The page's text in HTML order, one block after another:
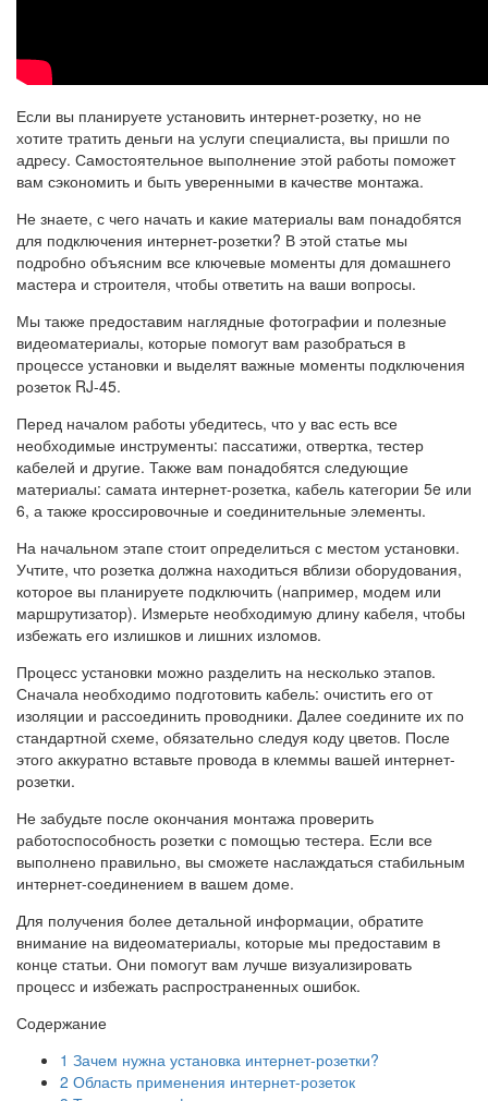
Если вы планируете установить интернет-розетку, но не
хотите тратить деньги на услуги специалиста, вы пришли по
адресу. Самостоятельное выполнение этой работы поможет
вам сэкономить и быть уверенными в качестве монтажа.
Не знаете, с чего начать и какие материалы вам понадобятся
для подключения интернет-розетки? В этой статье мы
подробно объясним все ключевые моменты для домашнего
мастера и строителя, чтобы ответить на ваши вопросы.
Мы также предоставим наглядные фотографии и полезные
видеоматериалы, которые помогут вам разобраться в
процессе установки и выделят важные моменты подключения
розеток RJ-45.
Перед началом работы убедитесь, что у вас есть все
необходимые инструменты: пассатижи, отвертка, тестер
кабелей и другие. Также вам понадобятся следующие
материалы: самата интернет-розетка, кабель категории 5e или
6, а также кроссировочные и соединительные элементы.
На начальном этапе стоит определиться с местом установки.
Учтите, что розетка должна находиться вблизи оборудования,
которое вы планируете подключить (например, модем или
маршрутизатор). Измерьте необходимую длину кабеля, чтобы
избежать его излишков и лишних изломов.
Процесс установки можно разделить на несколько этапов.
Сначала необходимо подготовить кабель: очистить его от
изоляции и рассоединить проводники. Далее соедините их по
стандартной схеме, обязательно следуя коду цветов. После
этого аккуратно вставьте провода в клеммы вашей интернет-
розетки.
Не забудьте после окончания монтажа проверить
работоспособность розетки с помощью тестера. Если все
выполнено правильно, вы сможете наслаждаться стабильным
интернет-соединением в вашем доме.
Для получения более детальной информации, обратите
внимание на видеоматериалы, которые мы предоставим в
конце статьи. Они помогут вам лучше визуализировать
процесс и избежать распространенных ошибок.
Содержание
1 Зачем нужна установка интернет-розетки?
2 Область применения интернет-розеток